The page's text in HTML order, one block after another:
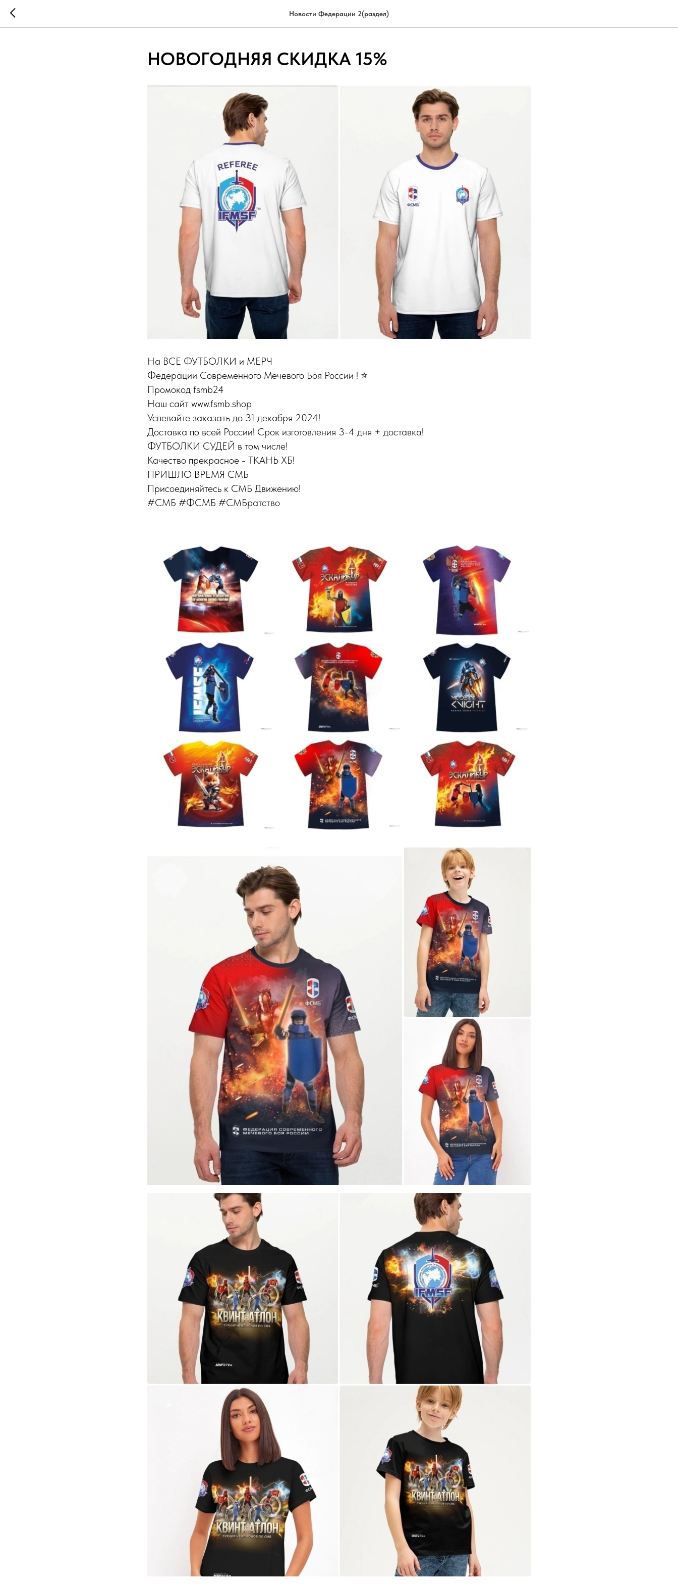
Новости Федерации 2(раздел)
НОВОГОДНЯЯ СКИДКА 15%
На ВСЕ ФУТБОЛКИ и МЕРЧ
Федерации Современного Мечевого Боя России ! ⭐️
Промокод fsmb24
Наш сайт www.fsmb.shop
Успевайте заказать до 31 декабря 2024!
Доставка по всей России! Срок изготовления 3-4 дня + доставка!
ФУТБОЛКИ СУДЕЙ в том числе!
Качество прекрасное - ТКАНЬ ХБ!
ПРИШЛО ВРЕМЯ СМБ
Присоединяйтесь к СМБ Движению!
#СМБ #ФСМБ #СМБратство